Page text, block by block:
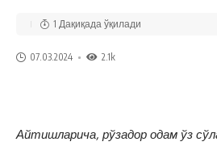
07.03.2024 2.1k
1 Дақиқада ўқилади
Айтишларича, рўзадор одам ўз